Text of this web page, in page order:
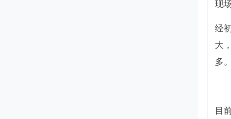
现
经
大
多。
目